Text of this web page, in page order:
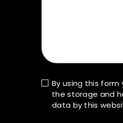
By using this
the storage and
data by this